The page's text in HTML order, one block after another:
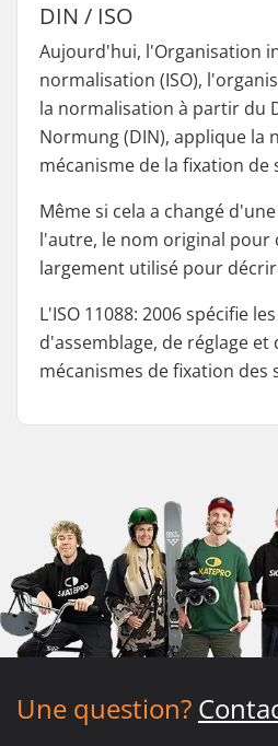
DIN / ISO
Aujourd'hui, l'Organisation
normalisation (ISO),
la normalisation à partir du
Normung (DIN), applique la
mécanisme de la fixation de
Même si cela a changé
l'autre, le nom original pour
largement utilisé pour
L'ISO 11088: 2006 spécifie
d'assemblage, de réglage
mécanismes de fixation des
Une question?